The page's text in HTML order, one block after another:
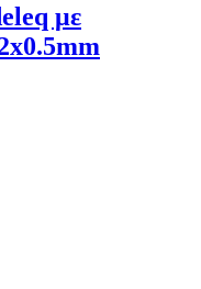
με